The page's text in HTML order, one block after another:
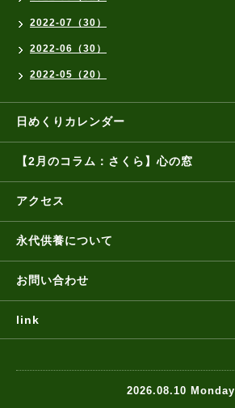
2022-07（30）
2022-06（30）
2022-05（20）
日めくりカレンダー
【2月のコラム：さくら】心の窓
アクセス
永代供養について
お問い合わせ
link
2026.08.10 Monday